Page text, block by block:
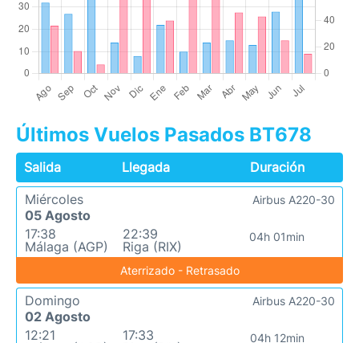
Últimos Vuelos Pasados BT678
Salida Llegada
Duración
Miércoles
05 Agosto
17:38
Málaga (AGP)
22:39
Riga (RIX)
04h 01min
Airbus A220-30
Aterrizado - Retrasado
Domingo
02 Agosto
12:21
17:33
04h 12min
Airbus A220-30